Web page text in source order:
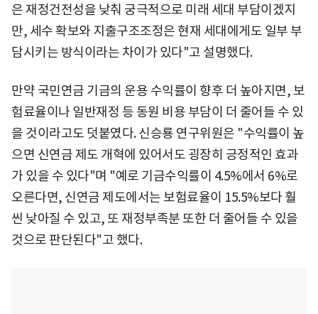
은 재정건전성을 낮춰 궁극적으로 미래 세대 부담이겠지
만, 세수 확보와 지출구조조정은 현재 세대에게도 일부 부
담시키는 방식이라는 차이가 있다"고 설명했다.
만약 국민연금 기금의 운용 수익률이 향후 더 높아지면, 보
험료율이나 일반재정 등 동원 비용 부담이 더 줄어들 수 있
을 것이라고도 덧붙였다. 신승룡 연구위원은 "수익률이 높
으면 신연금 제도 개혁에 있어서도 굉장히 긍정적인 효과
가 있을 수 있다"며 "예로 기금수익률이 4.5%에서 6%로
오른다면, 신연금 제도에서는 보험료율이 15.5%보다 훨
씬 낮아질 수 있고, 또 재정부족분 또한 더 줄어들 수 있을
것으로 판단된다"고 했다.